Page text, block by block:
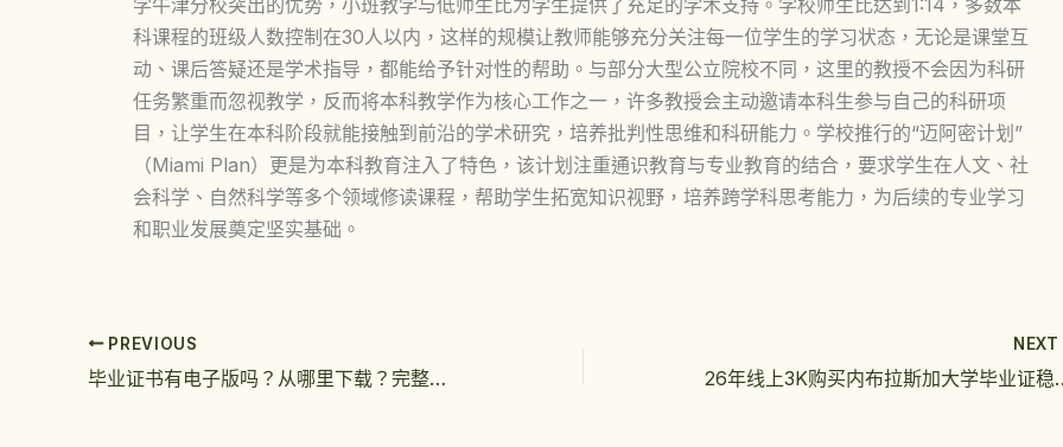
学牛津分校突出的优势，小班教学与低师生比为学生提供了充足的学术支持。学校师生比达到1:14，多数本
科课程的班级人数控制在30人以内，这样的规模让教师能够充分关注每一位学生的学习状态，无论是课堂互
动、课后答疑还是学术指导，都能给予针对性的帮助。与部分大型公立院校不同，这里的教授不会因为科研
任务繁重而忽视教学，反而将本科教学作为核心工作之一，许多教授会主动邀请本科生参与自己的科研项
目，让学生在本科阶段就能接触到前沿的学术研究，培养批判性思维和科研能力。学校推行的“迈阿密计划”
（Miami Plan）更是为本科教育注入了特色，该计划注重通识教育与专业教育的结合，要求学生在人文、社
会科学、自然科学等多个领域修读课程，帮助学生拓宽知识视野，培养跨学科思考能力，为后续的专业学习
和职业发展奠定坚实基础。
PREVIOUS
毕业证书有电子版吗？从哪里下载？完整指南与权威渠道解析
NEXT
26年线上3K